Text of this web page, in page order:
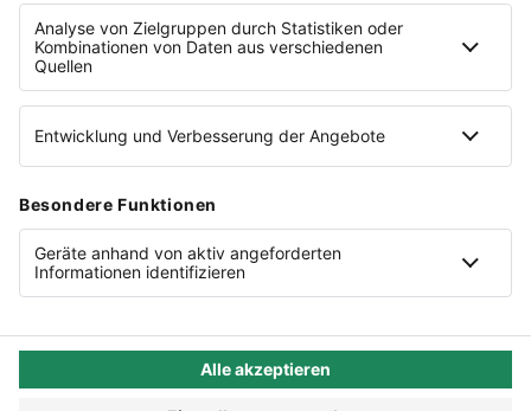
Datenschutz
AGB
Compliance